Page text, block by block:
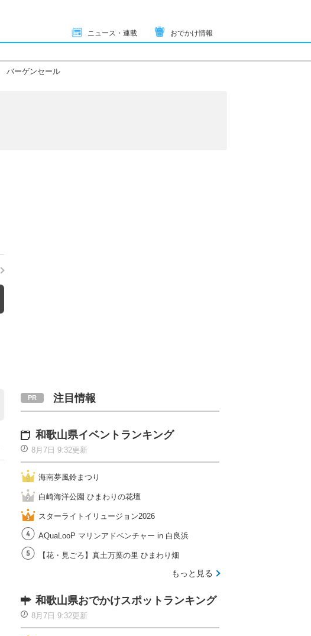
ニュース・連載 おでかけ情報
バーゲンセール
注目情報
和歌山県イベントランキング
8月7日 9:32更新
海南夢風鈴まつり
白崎海洋公園 ひまわりの花壇
スターライトイリュージョン2026
AQuaLooP マリンアドベンチャー in 白良浜
【花・見ごろ】真土万葉の里 ひまわり畑
もっと見る
和歌山県おでかけスポットランキング
8月7日 9:32更新